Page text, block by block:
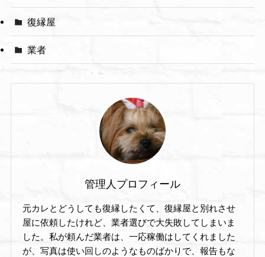
復縁屋
業者
管理人プロフィール
元カレとどうしても復縁したくて、復縁屋と別れさせ
屋に依頼したけれど、業者選びで大失敗してしまいま
した。私が頼んだ業者は、一応稼働はしてくれました
が、写真は使い回しのようなものばかりで、報告もな